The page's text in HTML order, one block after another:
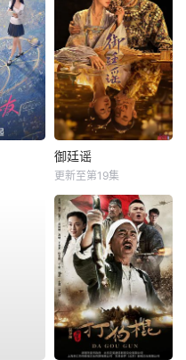
御廷谣
更新至第19集